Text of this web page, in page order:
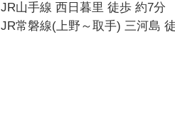
JR山手線 西日暮里 徒歩 約7分
JR常磐線(上野～取手) 三河島